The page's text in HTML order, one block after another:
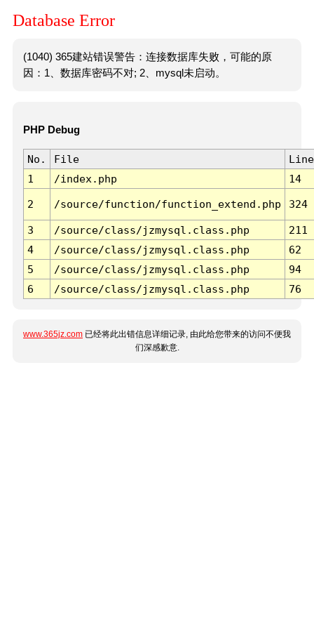
Database Error
(1040) 365建站错误警告：连接数据库失败，可能的原
因：1、数据库密码不对; 2、mysql未启动。
PHP Debug
No. File
Line
1
/index.php 14
2 /source/function/function_extend.php 324
3 /source/class/jzmysql.class.php
211
4
/source/class/jzmysql.class.php
62
5
/source/class/jzmysql.class.php
94
6
/source/class/jzmysql.class.php 76
www.365jz.com 已经将此出错信息详细记录, 由此给您带来的访问不便我
们深感歉意.